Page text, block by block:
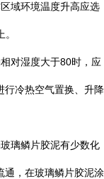
域环境温度升高应选
。
对湿度大于80时，应
行冷热空气置换、升降
璃鳞片胶泥有少数化
通，在玻璃鳞片胶泥涂